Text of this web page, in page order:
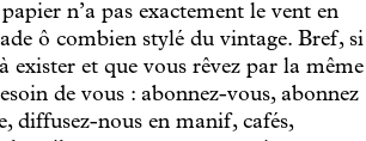
n’a pas exactement le vent en
ô combien stylé du vintage. Bref, si
exister et que vous rêvez par la même
de vous : abonnez-vous, abonnez
diffusez-nous en manif, cafés,